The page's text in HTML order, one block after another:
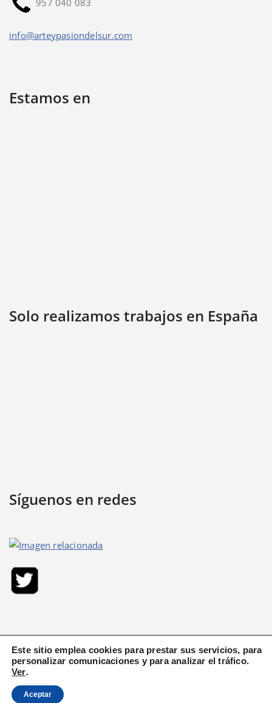
957 040 083
info@arteypasiondelsur.com
Estamos en
Solo realizamos trabajos en España
Síguenos en redes
Arte y Pasión del Sur
Este sitio emplea cookies para prestar sus servicios, para
personalizar comunicaciones y para analizar el tráfico.
Ver.
Aceptar